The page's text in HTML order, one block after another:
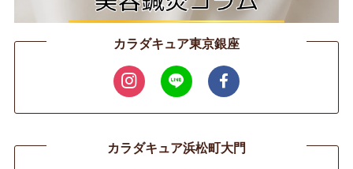
カラダキュア東京銀座
カラダキュア浜松町大門